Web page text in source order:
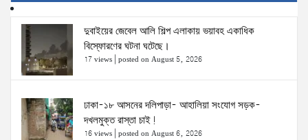
দুবাইয়ের জেবেল আলি শিল্প এলাকায় ভয়াবহ একাধিক
বিস্ফোরণের ঘটনা ঘটেছে।
17 views posted on August 5, 2026
ঢাকা-১৮ আসনের দলিপাড়া- আহালিয়া সংযোগ সড়ক-
দখলমুক্ত রাস্তা চাই!
16 views posted on August 6, 2026